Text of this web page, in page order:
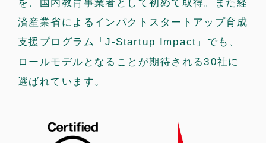
済産業省によるインパクトスタートアップ育成
支援プログラム「J-Startup Impact」でも、
ロールモデルとなることが期待される30社に
選ばれています。